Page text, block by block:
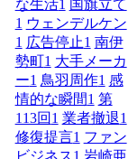
な生活1
国旗立て
1 ウェンデルケン
1 広告停止1 南伊
勢町1 大手メーカ
ー1 鳥羽周作1 感
情的な瞬間1 第
113回 1 業者撤退1
修復提言1 ファン
ビジネス1 岩崎亜